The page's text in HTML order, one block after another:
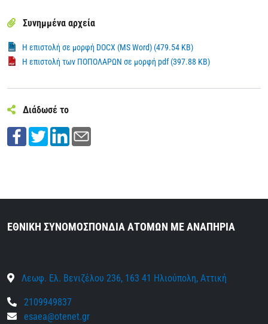
Συνημμένα αρχεία
Η επιστολή σε μορφή DOCX (MS Word) (479.54 KB)
Η επιστολή των ΠΟΠΟΛΑΡΩΝ σε μορφή pdf (397.88 KB)
Διάδωσέ το
ΕΘΝΙΚΗ ΣΥΝΟΜΟΣΠΟΝΔΙΑ ΑΤΟΜΩΝ ΜΕ ΑΝΑΠΗΡΙΑ
Λεωφ. Ελ. Βενιζέλου 236, 163 41 Ηλιούπολη, Αττική
2109949837
esaea@otenet.gr